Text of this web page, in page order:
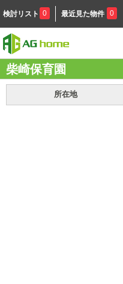
検討リスト 0 最近見た物件 0
柴崎保育園
所在地